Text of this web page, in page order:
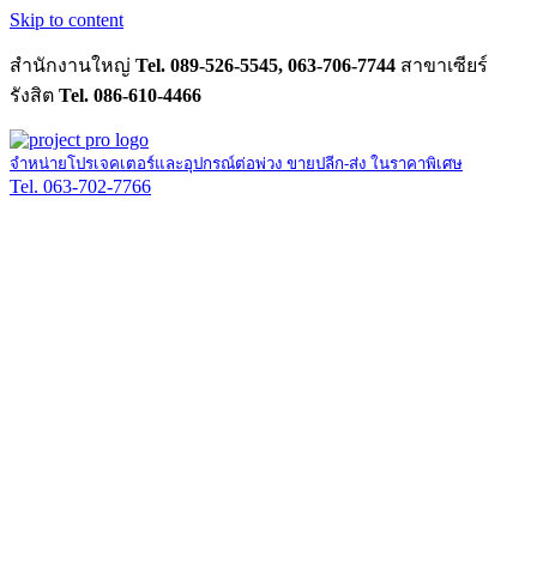
Skip to content
สำนักงานใหญ่ Tel. 089-526-5545, 063-706-7744 สาขาเซียร์
รังสิต Tel. 086-610-4466
จำหน่ายโปรเจคเตอร์และอุปกรณ์ต่อพ่วง ขายปลีก-ส่ง ในราคาพิเศษ
Tel. 063-702-7766